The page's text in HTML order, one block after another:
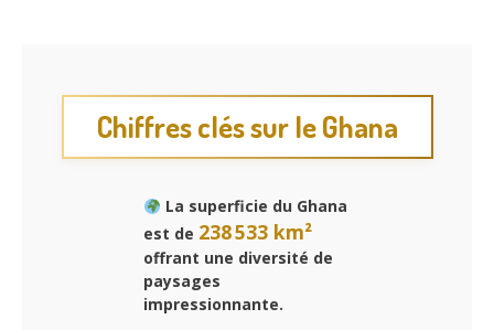
Chiffres clés sur le Ghana
La superficie du Ghana
est de 238 533 km²
offrant une diversité de
paysages
impressionnante.